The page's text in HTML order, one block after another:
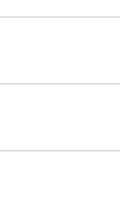
claras, tanto con
también. Nos